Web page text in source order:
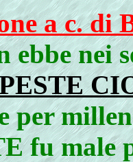
a c. di
ebbe nei
per
fu male